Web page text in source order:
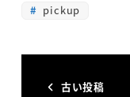
pickup
古い投稿